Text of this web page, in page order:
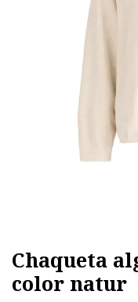
Chaqueta
color natur